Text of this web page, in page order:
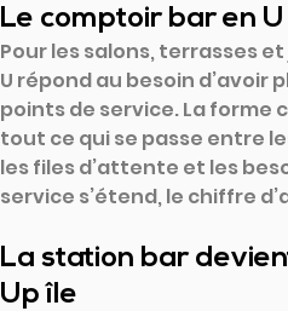
Le comptoir bar en
Pour les salons, terrasses
U répond au besoin d’avoir
points de service. La forme
tout ce qui se passe entre
les files d’attente et les
service s’étend, le chiffre
La station bar
Up île